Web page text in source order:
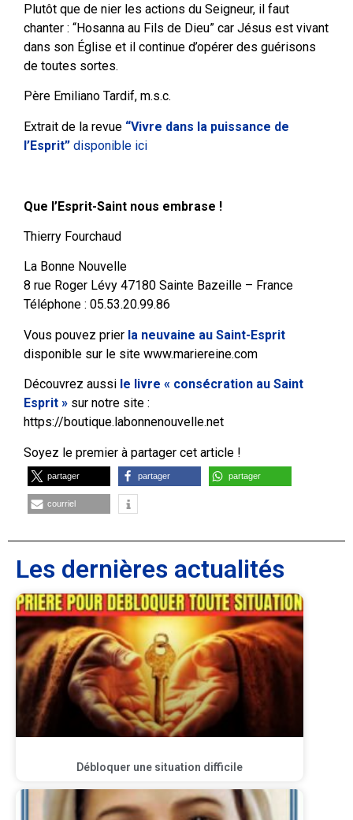
Plutôt que de nier les actions du Seigneur, il faut
chanter : “Hosanna au Fils de Dieu” car Jésus est vivant
dans son Église et il continue d’opérer des guérisons
de toutes sortes.
Père Emiliano Tardif, m.s.c.
Extrait de la revue “Vivre dans la puissance de
l’Esprit” disponible ici
Que l’Esprit-Saint nous embrase !
Thierry Fourchaud
La Bonne Nouvelle
8 rue Roger Lévy 47180 Sainte Bazeille – France
Téléphone : 05.53.20.99.86
Vous pouvez prier la neuvaine au Saint-Esprit
disponible sur le site www.mariereine.com
Découvrez aussi le livre « consécration au Saint
Esprit » sur notre site :
https://boutique.labonnenouvelle.net
Soyez le premier à partager cet article !
partager partager partager
courriel
Les dernières actualités
Débloquer une situation difficile